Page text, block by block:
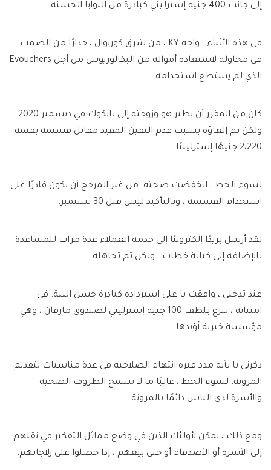
إلى جانب 400 جنيه إسترليني كبادرة من النوايا الحسنة.
في هذه الأثناء ، واجه KY ، من شرق كورنوال ، جدارًا من الصمت
في محاولة لاستعادة أمواله من البكالوريوس من أجل Evouchers
الذي لم يستطع استخدامه.
كان من المقرر أن يطير هو وزوجته إلى بانكوك في ديسمبر 2020
ولكن تم إلغاؤه بسبب عدم اليقين المقيد مقابل قسيمة بقيمة
2،220 جنيهًا إسترلينيًا.
لسوء الحظ ، انخفضت صحته. من غير المرجح أن يكون قادرًا على
استخدام القسيمة ، وبالتأكيد ليس قبل 30 سبتمبر.
لقد أرسل بريدًا إلكترونيًا إلى خدمة العملاء عدة مرات للمساعدة
بالإضافة إلى كتابة خطاب ، ولكن تم تجاهله.
عند تدخلي ، وافقت با على استرداده كبادرة حسن النية. في
امتنانه ، تبرع بلطف 100 جنيه إسترليني لصندوق مارفان ، وهي
مؤسسة خيرية أؤيدها.
ذكرني با بأنه مدد فترة انتهاء الصلاحية في عدة مناسبات لتقديم
المرونة. لسوء الحظ ، غالبًا ما لا تسمح الظروف الصحية
والأسرة لدى الناس دائمًا بالمرونة.
ومع ذلك ، يمكن لأولئك الذين في وضع مماثل التفكير في نقلهم
إلى الأسرة أو الأصدقاء أو حتى بيعهم ، إذا حصلوا على زلاجاتهم.